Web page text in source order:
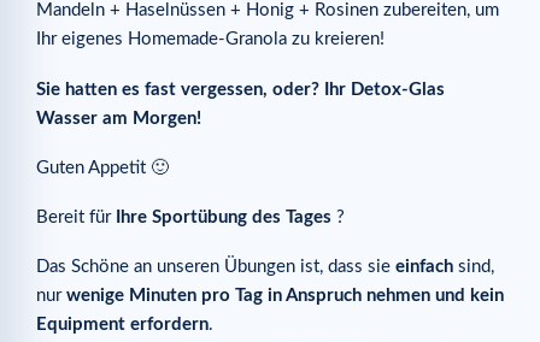
Mandeln + Haselnüssen + Honig + Rosinen zubereiten, um
Ihr eigenes Homemade-Granola zu kreieren!
Sie hatten es fast vergessen, oder? Ihr Detox-Glas
Wasser am Morgen!
Guten Appetit 🙂
Bereit für Ihre Sportübung des Tages ?
Das Schöne an unseren Übungen ist, dass sie einfach sind,
nur wenige Minuten pro Tag in Anspruch nehmen und kein
Equipment erfordern.